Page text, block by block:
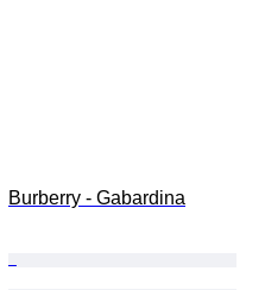
Burberry - Gabardina